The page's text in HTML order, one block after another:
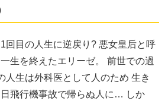
回目の人生に逆戻り? 悪女皇后と呼
生を終えたエリーゼ。 前世での過
人生は外科医として人のため 生き
飛行機事故で帰らぬ人に… しか